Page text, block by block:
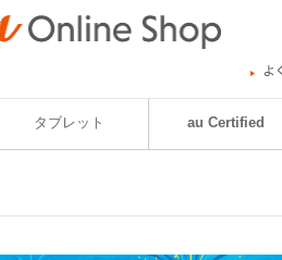
タブレット au Certified